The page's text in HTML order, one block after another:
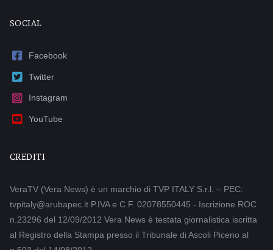
SOCIAL
Facebook
Twitter
Instagram
YouTube
CREDITI
VeraTV (Vera News) è un marchio di TVP ITALY S.r.l. – PEC:
tvpitaly@arubapec.it P.IVA e C.F. 02078550445 - Iscrizione ROC
n.23296 del 12/09/2012 Vera News è testata giornalistica iscritta
al Registro della Stampa presso il Tribunale di Ascoli Piceno al